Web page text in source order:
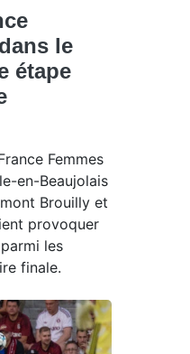
le
étape
Femmes
en-Beaujolais
Brouilly et
provoquer
les
finale.